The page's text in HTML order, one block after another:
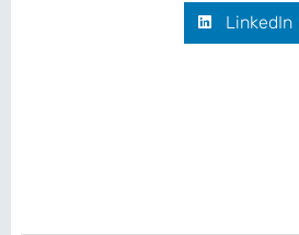
LinkedIn